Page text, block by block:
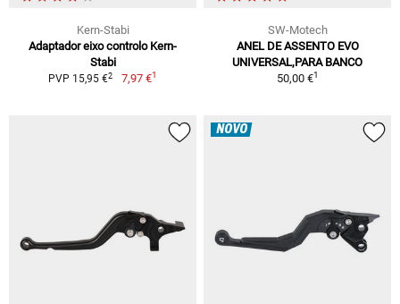
Kern-Stabi
Adaptador eixo controlo Kern-
Stabi
PVP 15,95 €2 7,97 €1
SW-Motech
ANEL DE ASSENTO EVO
UNIVERSAL,PARA BANCO
50,00 €1
NOVO